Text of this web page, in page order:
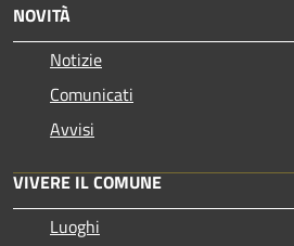
NOVITÀ
Notizie
Comunicati
Avvisi
VIVERE IL COMUNE
Luoghi